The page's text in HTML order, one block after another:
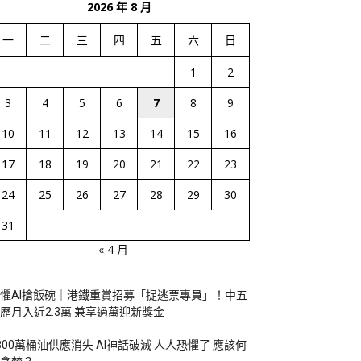
2026 年 8 月
一 二 三 四 五 六 日
1
2
3
4 5 6 7 8
9
10
11 12 13 14 15
16
17
18 19 20 21 22
23
24
25 26 27 28 29
30
31
« 4 月
AI搶飯碗｜港鐵重賞招募「捉逃票專員」！中五
月入近2.3萬 兼享過萬迎新獎金
萬桶油供應消失 AI神話破滅 人人恐懼了 應該何